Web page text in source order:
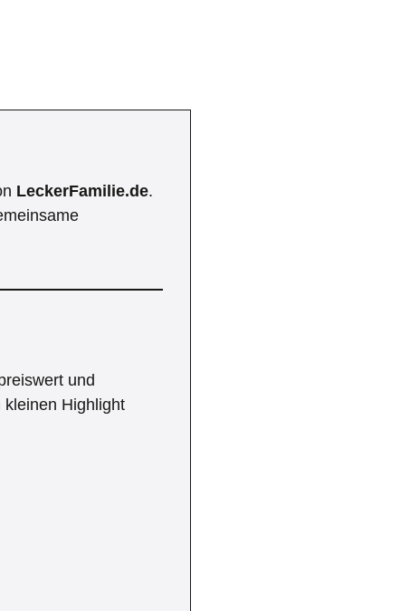
LeckerFamilie.de.
und
Highlight